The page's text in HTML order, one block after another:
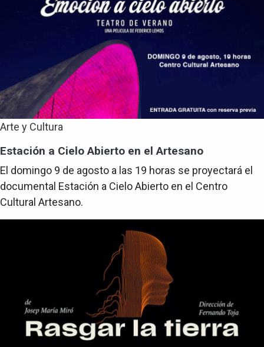
Arte y Cultura
Estación a Cielo Abierto en el Artesano
El domingo 9 de agosto a las 19 horas se proyectará el
documental Estación a Cielo Abierto en el Centro
Cultural Artesano.